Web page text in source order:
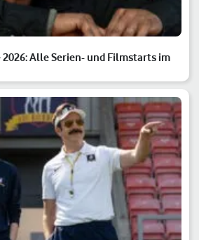
Alle Serien- und Filmstarts im